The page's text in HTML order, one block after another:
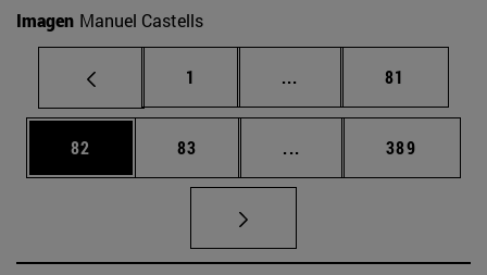
Imagen Manuel Castells
Página
1 ... Páginas intermedias
Página
81
Página
82 Página
83 ... Páginas intermedias
Página
389